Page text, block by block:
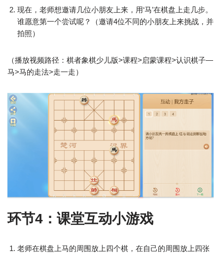
现在，老师想邀请几位小朋友上来，用‘马’在棋盘上走几步。
谁愿意第一个尝试呢？（邀请4位不同的小朋友上来挑战，并
拍照）
（播放视频路径：棋者象棋少儿版>课程>启蒙课程>认识棋子—
马>马的走法>走一走）
环节4：课堂互动小游戏
老师在棋盘上马的周围放上四个棋，在自己的周围放上四张